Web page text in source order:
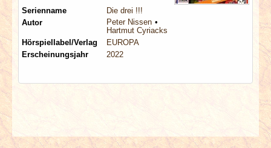
Serienname
Die drei !!!
Autor
Peter Nissen
Hartmut Cyriacks
Hörspiellabel/Verlag
EUROPA
Erscheinungsjahr
2022